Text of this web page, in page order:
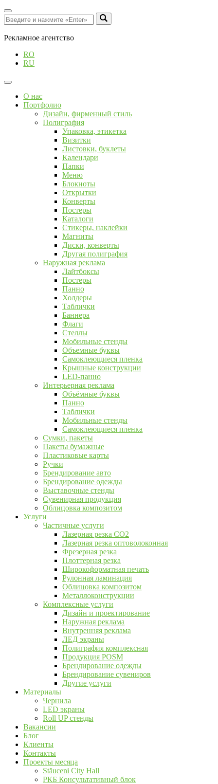
Рекламное агентство
RO
RU
О нас
Портфолио
Дизайн, фирменный стиль
Полиграфия
Упаковка, этикетка
Визитки
Листовки, буклеты
Календари
Папки
Меню
Блокноты
Открытки
Конверты
Постеры
Каталоги
Стикеры, наклейки
Магниты
Диски, конверты
Другая полиграфия
Наружная реклама
Лайтбоксы
Постеры
Панно
Холдеры
Таблички
Баннера
Флаги
Стеллы
Мобильные стенды
Объемные буквы
Самоклеющиеся пленка
Крышные конструкции
LED-панно
Интерьерная реклама
Объёмные буквы
Панно
Таблички
Мобильные стенды
Самоклеющиеся пленка
Сумки, пакеты
Пакеты бумажные
Пластиковые карты
Ручки
Брендирование авто
Брендирование одежды
Выставочные стенды
Сувенирная продукция
Облицовка композитом
Услуги
Частичные услуги
Лазерная резка CO2
Лазерная резка оптоволоконная
Фрезерная резка
Плоттерная резка
Широкоформатная печать
Рулонная ламинация
Облицовка композитом
Металлоконструкции
Комплексные услуги
Дизайн и проектирование
Наружная реклама
Внутренняя реклама
ЛЕД экраны
Полиграфия комплексная
Продукция POSM
Брендирование одежды
Брендирование сувениров
Другие услуги
Материалы
Чернила
LED экраны
Roll UP стенды
Вакансии
Блог
Клиенты
Контакты
Проекты месяца
Stăuceni City Hall
РКБ Консультативный блок